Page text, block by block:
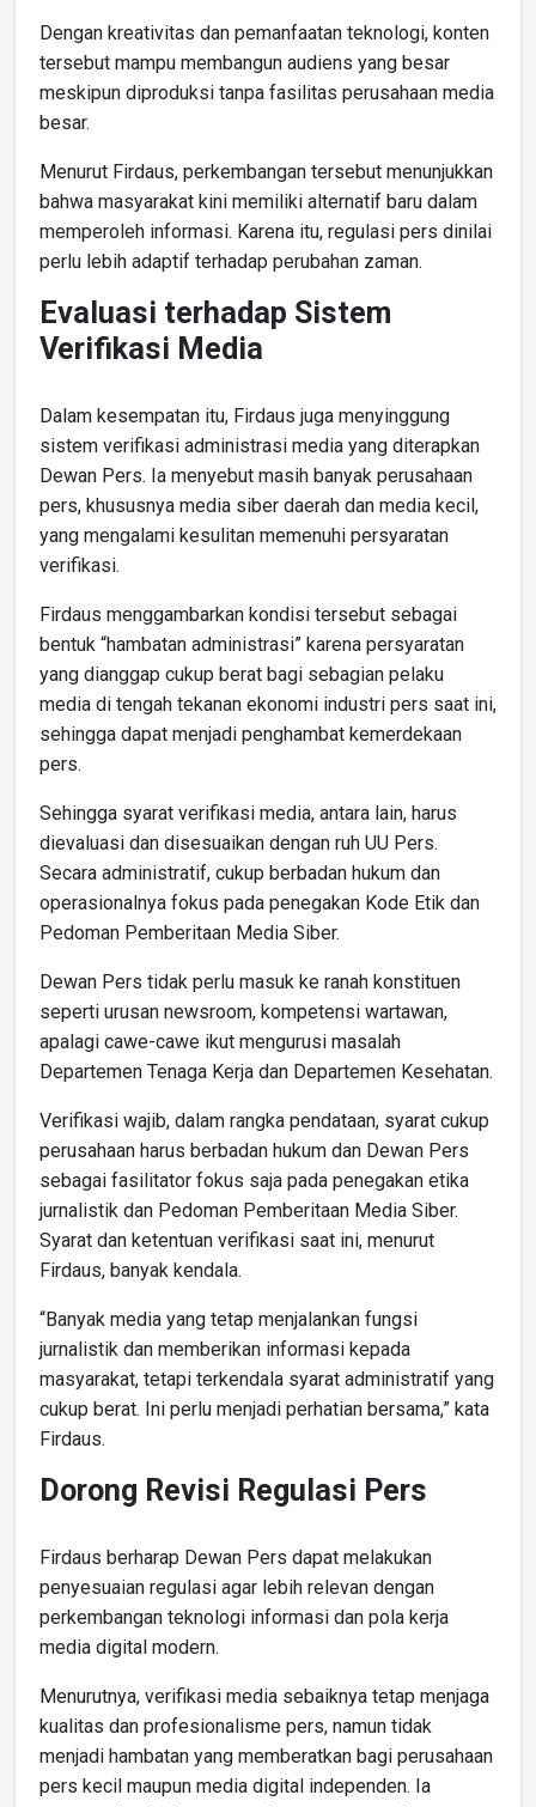
Dengan kreativitas dan pemanfaatan teknologi, konten
tersebut mampu membangun audiens yang besar
meskipun diproduksi tanpa fasilitas perusahaan media
besar.
Menurut Firdaus, perkembangan tersebut menunjukkan
bahwa masyarakat kini memiliki alternatif baru dalam
memperoleh informasi. Karena itu, regulasi pers dinilai
perlu lebih adaptif terhadap perubahan zaman.
Evaluasi terhadap Sistem
Verifikasi Media
Dalam kesempatan itu, Firdaus juga menyinggung
sistem verifikasi administrasi media yang diterapkan
Dewan Pers. Ia menyebut masih banyak perusahaan
pers, khususnya media siber daerah dan media kecil,
yang mengalami kesulitan memenuhi persyaratan
verifikasi.
Firdaus menggambarkan kondisi tersebut sebagai
bentuk “hambatan administrasi” karena persyaratan
yang dianggap cukup berat bagi sebagian pelaku
media di tengah tekanan ekonomi industri pers saat ini,
sehingga dapat menjadi penghambat kemerdekaan
pers.
Sehingga syarat verifikasi media, antara lain, harus
dievaluasi dan disesuaikan dengan ruh UU Pers.
Secara administratif, cukup berbadan hukum dan
operasionalnya fokus pada penegakan Kode Etik dan
Pedoman Pemberitaan Media Siber.
Dewan Pers tidak perlu masuk ke ranah konstituen
seperti urusan newsroom, kompetensi wartawan,
apalagi cawe-cawe ikut mengurusi masalah
Departemen Tenaga Kerja dan Departemen Kesehatan.
Verifikasi wajib, dalam rangka pendataan, syarat cukup
perusahaan harus berbadan hukum dan Dewan Pers
sebagai fasilitator fokus saja pada penegakan etika
jurnalistik dan Pedoman Pemberitaan Media Siber.
Syarat dan ketentuan verifikasi saat ini, menurut
Firdaus, banyak kendala.
“Banyak media yang tetap menjalankan fungsi
jurnalistik dan memberikan informasi kepada
masyarakat, tetapi terkendala syarat administratif yang
cukup berat. Ini perlu menjadi perhatian bersama,” kata
Firdaus.
Dorong Revisi Regulasi Pers
Firdaus berharap Dewan Pers dapat melakukan
penyesuaian regulasi agar lebih relevan dengan
perkembangan teknologi informasi dan pola kerja
media digital modern.
Menurutnya, verifikasi media sebaiknya tetap menjaga
kualitas dan profesionalisme pers, namun tidak
menjadi hambatan yang memberatkan bagi perusahaan
pers kecil maupun media digital independen. Ia